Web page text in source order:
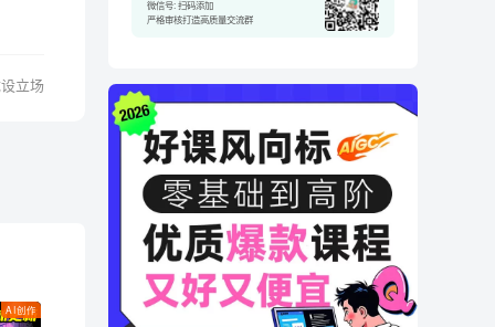
微信号: 扫码添加
严格审核打造高质量交流群
立场
AI创作